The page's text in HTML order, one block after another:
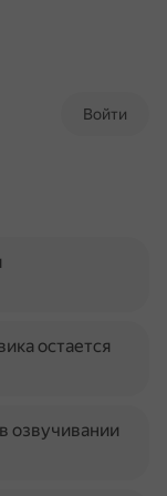
Войти
остается
озвучивании